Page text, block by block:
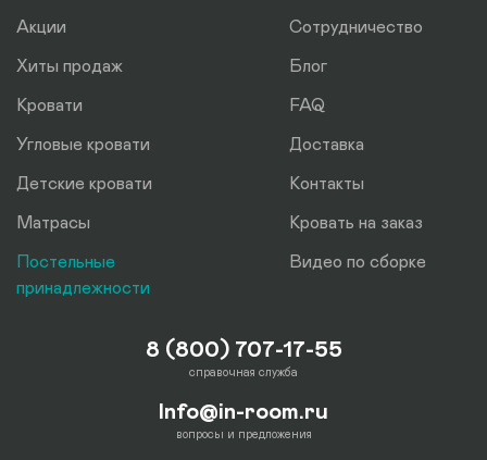
Акции
Хиты продаж
Кровати
Угловые кровати
Детские кровати
Матрасы
Постельные
принадлежности
Сотрудничество
Блог
FAQ
Доставка
Контакты
Кровать на заказ
Видео по сборке
8 (800) 707-17-55
справочная служба
Info@in-room.ru
вопросы и предложения